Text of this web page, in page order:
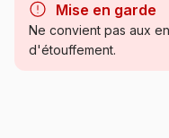
Catégorie
Mise en garde
Ne convient pas aux
d'étouffement.